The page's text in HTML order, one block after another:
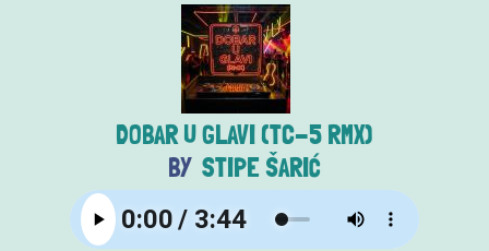
DOBAR U GLAVI (TC-5 RMX)
STIPE ŠARIĆ